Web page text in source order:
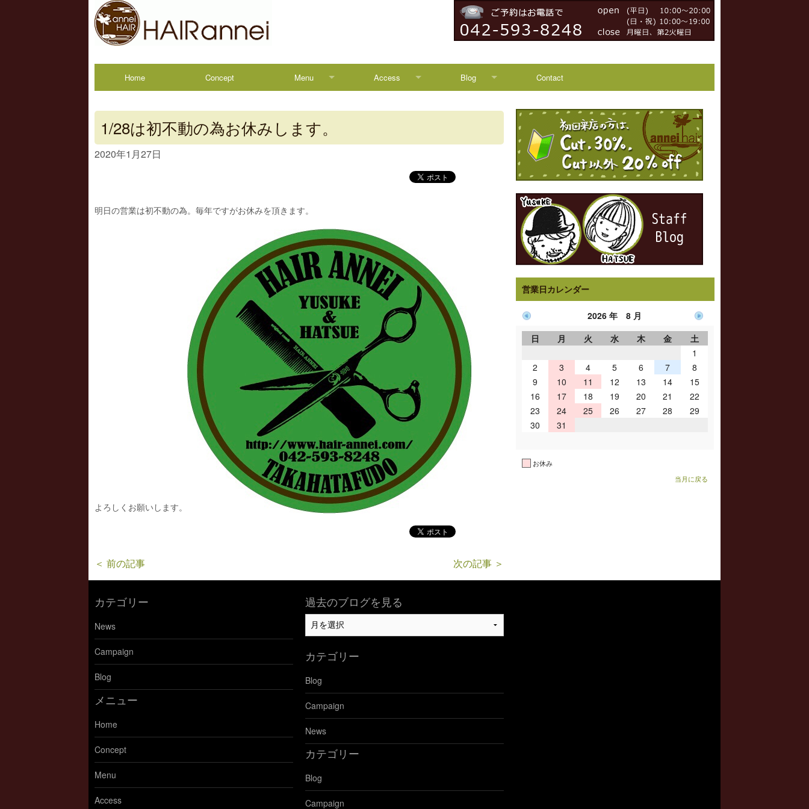
Home Concept Menu
Campaign
Access Blog Contact
1/28は初不動の為お休みします。
2020年1月27日
明日の営業は初不動の為。毎年ですがお休みを頂きます。
よろしくお願いします。
＜ 前の記事 次の記事 ＞
営業日カレンダー
2026 年 8 月
日
月 火 水 木 金
土
1
2
3 4 5 6 7
8
9
10 11 12 13 14
15
16
17 18 19 20 21
22
23
24 25 26 27 28
29
30
31
お休み
当月に戻る
カテゴリー
News
Campaign
Blog
メニュー
Home
Concept
Menu
Access
過去のブログを見る
過
去
ブ
グ
を
見
る
カテゴリー
Blog
Campaign
News
カテゴリー
Blog
Campaign